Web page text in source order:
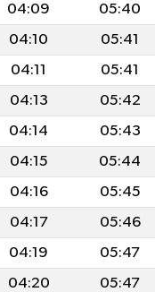
04:09 05:40
04:10 05:41
04:11 05:41
04:13 05:42
04:14 05:43
04:15 05:44
04:16 05:45
04:17 05:46
04:19 05:47
04:20 05:47